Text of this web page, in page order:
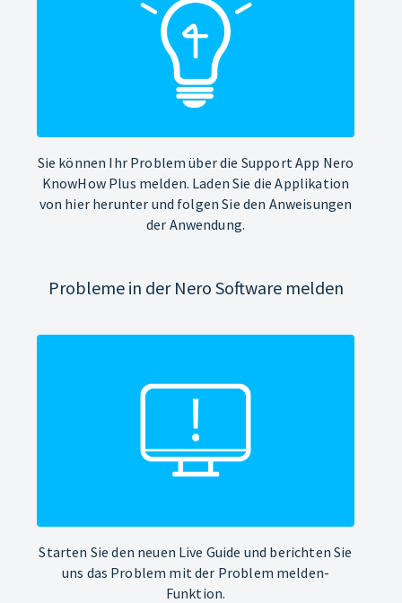
Sie können Ihr Problem über die Support App Nero
KnowHow Plus melden. Laden Sie die Applikation
von hier herunter und folgen Sie den Anweisungen
der Anwendung.
Probleme in der Nero Software melden
Starten Sie den neuen Live Guide und berichten Sie
uns das Problem mit der Problem melden-
Funktion.